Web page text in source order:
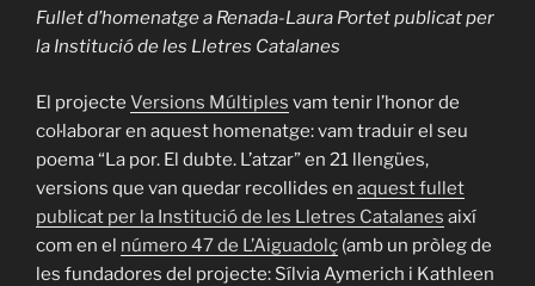
Fullet d’homenatge a Renada-Laura Portet publicat per
la Institució de les Lletres Catalanes
El projecte Versions Múltiples vam tenir l’honor de
col·laborar en aquest homenatge: vam traduir el seu
poema “La por. El dubte. L’atzar” en 21 llengües,
versions que van quedar recollides en aquest fullet
publicat per la Institució de les Lletres Catalanes així
com en el número 47 de L’Aiguadolç (amb un pròleg de
les fundadores del projecte: Sílvia Aymerich i Kathleen